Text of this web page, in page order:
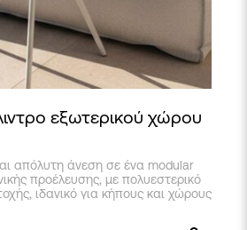
εξωτερικού χώρου
απόλυτη άνεση σε ένα modular
προέλευσης, με πολυεστερικό
ιδανικό για κήπους και χώρους